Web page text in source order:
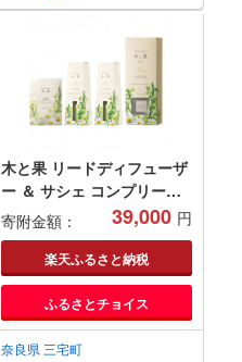
木と果 リードディフューザ
ー ＆ サシェ コンプリート
セット （ リツェアクベバ
カモミール ） 晴香堂
HARUKADO 天然精油
100％ ルームフレグランス
芳香剤 インテリア アロマ
天然香料 香り プレゼント
ギフト
寄附金額： 39,000 円
楽天ふるさと納税
ふるさとチョイス
奈良県 三宅町